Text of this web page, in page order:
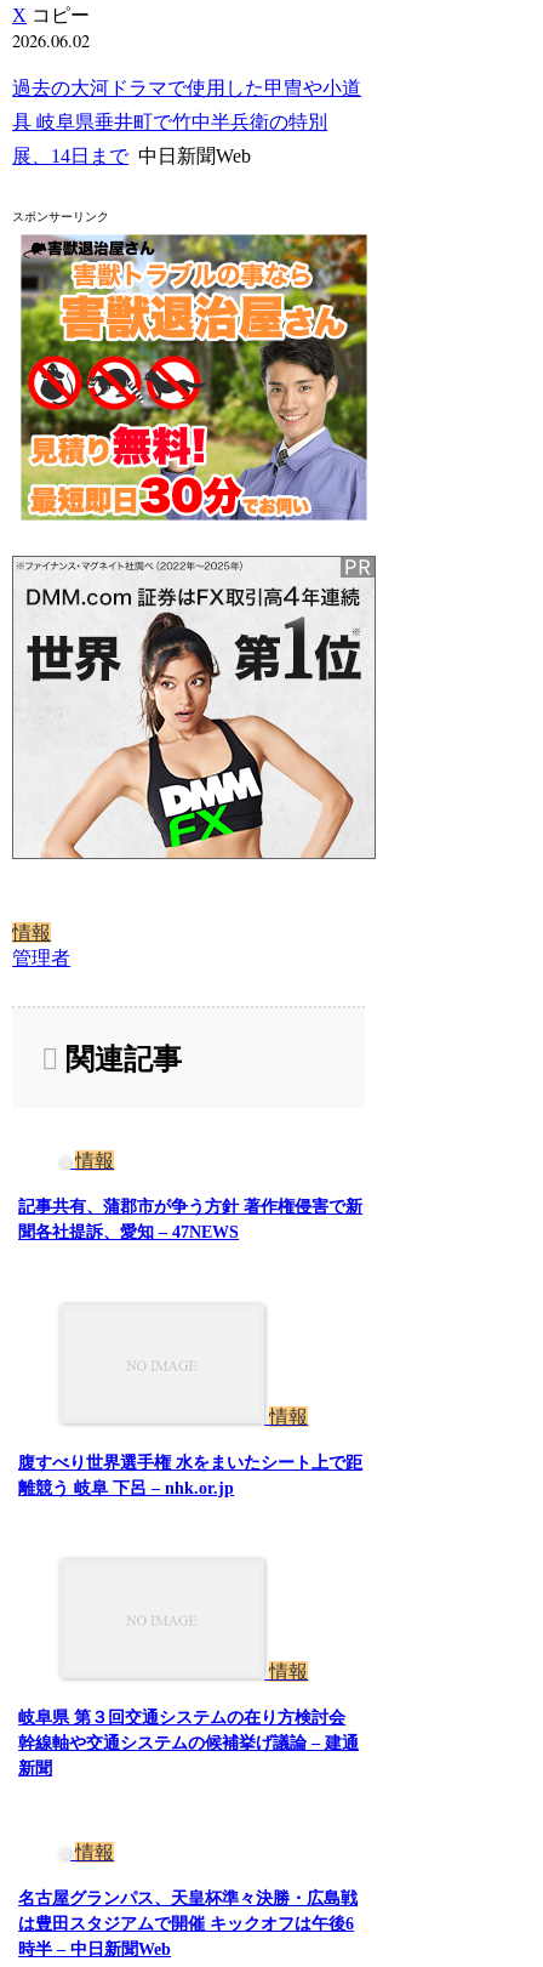
X コピー
2026.06.02
過去の大河ドラマで使用した甲冑や小道
具 岐阜県垂井町で竹中半兵衛の特別
展、14日まで中日新聞Web
スポンサーリンク
情報
管理者
関連記事
情報
記事共有、蒲郡市が争う方針 著作権侵害で新
聞各社提訴、愛知 – 47NEWS
情報
腹すべり世界選手権 水をまいたシート上で距
離競う 岐阜 下呂 – nhk.or.jp
情報
岐阜県 第３回交通システムの在り方検討会
幹線軸や交通システムの候補挙げ議論 – 建通
新聞
情報
名古屋グランパス、天皇杯準々決勝・広島戦
は豊田スタジアムで開催 キックオフは午後6
時半 – 中日新聞Web